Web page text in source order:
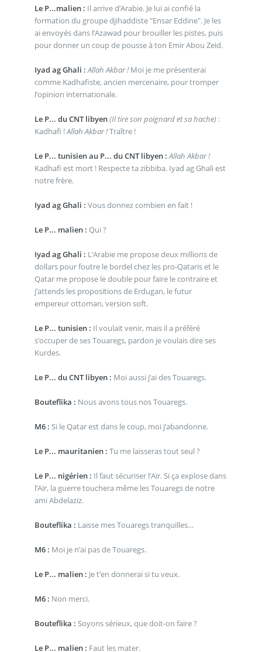
Le P...malien : Il arrive d’Arabie. Je lui ai confié la
formation du groupe djihaddiste "Ensar Eddine". Je les
ai envoyés dans l’Azawad pour brouiller les pistes, puis
pour donner un coup de pousse à ton Emir Abou Zeid.
Iyad ag Ghali : Allah Akbar !Moi je me présenterai
comme Kadhafiste, ancien mercenaire, pour tromper
l’opinion internationale.
Le P... du CNT libyen(Il tire son poignard et sa hache) :
Kadhafi !Allah Akbar !Traître !
Le P... tunisien au P... du CNT libyen : Allah Akbar !
Kadhafi est mort ! Respecte ta zibbiba. Iyad ag Ghali est
notre frère.
Iyad ag Ghali : Vous donnez combien en fait !
Le P... malien : Qui ?
Iyad ag Ghali : L’Arabie me propose deux millions de
dollars pour foutre le bordel chez les pro-Qataris et le
Qatar me propose le double pour faire le contraire et
j’attends les propositions de Erdugan, le futur
empereur ottoman, version soft.
Le P... tunisien : Il voulait venir, mais il a préféré
s’occuper de ses Touaregs, pardon je voulais dire ses
Kurdes.
Le P... du CNT libyen : Moi aussi j’ai des Touaregs.
Bouteflika : Nous avons tous nos Touaregs.
M6 : Si le Qatar est dans le coup, moi j’abandonne.
Le P... mauritanien : Tu me laisseras tout seul ?
Le P... nigérien : Il faut sécuriser l’Aïr. Si ça explose dans
l’Aïr, la guerre touchera même les Touaregs de notre
ami Abdelaziz.
Bouteflika : Laisse mes Touaregs tranquilles…
M6 : Moi je n’ai pas de Touaregs.
Le P... malien : Je t’en donnerai si tu veux.
M6 : Non merci.
Bouteflika : Soyons sérieux, que doit-on faire ?
Le P... malien : Faut les mater.